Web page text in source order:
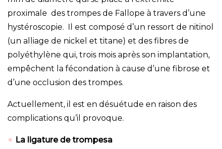
proximale des trompes de Fallope à travers d’une
hystéroscopie. Il est composé d’un ressort de nitinol
(un alliage de nickel et titane) et des fibres de
polyéthylène qui, trois mois après son implantation,
empêchent la fécondation à cause d’une fibrose et
d’une occlusion des trompes.
Actuellement, il est en désuétude en raison des
complications qu’il provoque.
La ligature de trompesa